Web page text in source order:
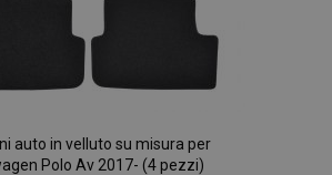
auto in velluto su misura per
Polo Av 2017- (4 pezzi)